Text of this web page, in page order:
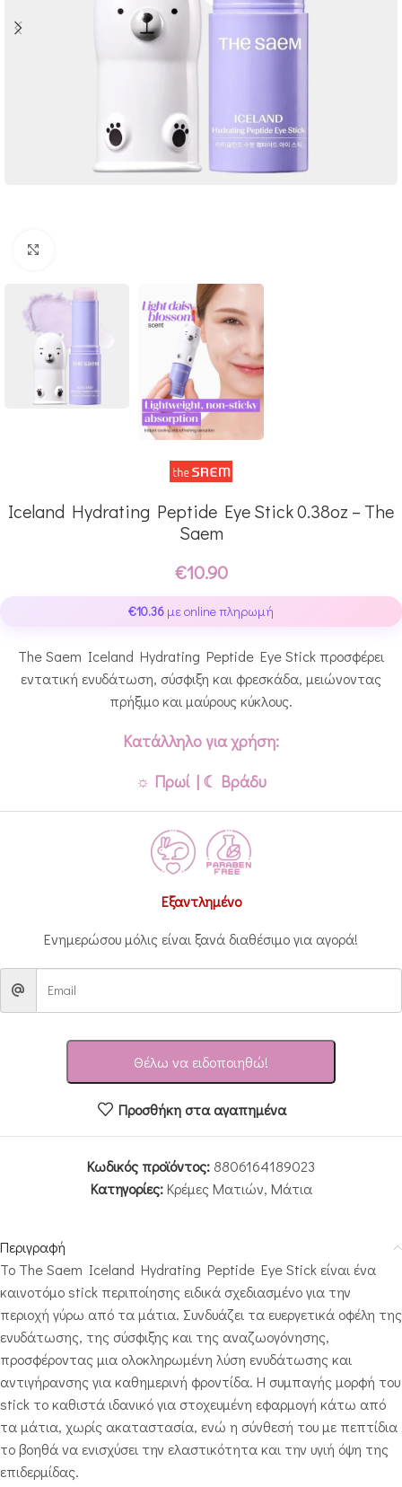
Iceland Hydrating Peptide Eye Stick 0.38oz – The
Saem
€10.90
€10.36 με online πληρωμή
The Saem Iceland Hydrating Peptide Eye Stick προσφέρει
εντατική ενυδάτωση, σύσφιξη και φρεσκάδα, μειώνοντας
πρήξιμο και μαύρους κύκλους.
Κατάλληλο για χρήση:
☼ Πρωί | ☾ Βράδυ
Εξαντλημένο
Ενημερώσου μόλις είναι ξανά διαθέσιμο για αγορά!
Θέλω να ειδοποιηθώ!
Προσθήκη στα αγαπημένα
Κωδικός προϊόντος: 8806164189023
Κατηγορίες: Κρέμες Ματιών, Μάτια
Περιγραφή
Το The Saem Iceland Hydrating Peptide Eye Stick είναι ένα
καινοτόμο stick περιποίησης ειδικά σχεδιασμένο για την
περιοχή γύρω από τα μάτια. Συνδυάζει τα ευεργετικά οφέλη της
ενυδάτωσης, της σύσφιξης και της αναζωογόνησης,
προσφέροντας μια ολοκληρωμένη λύση ενυδάτωσης και
αντιγήρανσης για καθημερινή φροντίδα. Η συμπαγής μορφή του
stick το καθιστά ιδανικό για στοχευμένη εφαρμογή κάτω από
τα μάτια, χωρίς ακαταστασία, ενώ η σύνθεσή του με πεπτίδια
το βοηθά να ενισχύσει την ελαστικότητα και την υγιή όψη της
επιδερμίδας.